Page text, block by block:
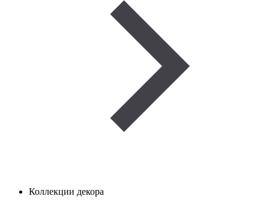
Коллекции декора